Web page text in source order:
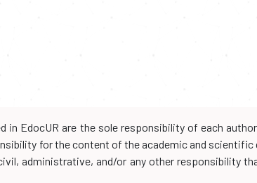
EdocUR are the sole responsibility of each
for the content of the academic and scientific
administrative, and/or any other responsibility